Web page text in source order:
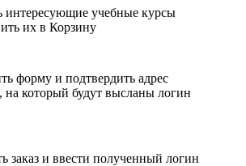
интересующие учебные курсы
их в Корзину
форму и подтвердить адрес
на который будут высланы логин
заказ и ввести полученный логин